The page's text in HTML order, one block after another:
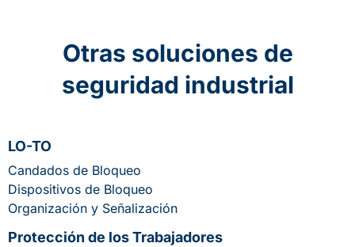
Otras soluciones de
seguridad industrial
LO-TO
Candados de Bloqueo
Dispositivos de Bloqueo
Organización y Señalización
Protección de los Trabajadores